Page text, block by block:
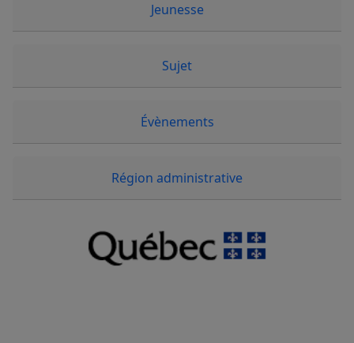
Jeunesse
Sujet
Évènements
Région administrative